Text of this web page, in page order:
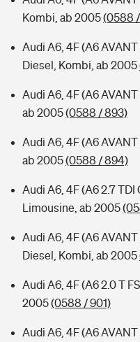
Kombi, ab 2005(0588
Audi A6, 4F (A6 AVANT
Diesel, Kombi, ab 2005
Audi A6, 4F (A6 AVANT
ab 2005(0588 / 893)
Audi A6, 4F (A6 AVANT
ab 2005(0588 / 894)
Audi A6, 4F (A6 2.7 TDI
Limousine, ab 2005
Audi A6, 4F (A6 AVANT
Diesel, Kombi, ab 2005
Audi A6, 4F (A6 2.0 T
2005(0588 / 901)
Audi A6, 4F (A6 AVANT